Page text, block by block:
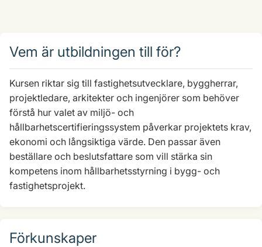
Vem är utbildningen till för?
Kursen riktar sig till fastighetsutvecklare, byggherrar,
projektledare, arkitekter och ingenjörer som behöver
förstå hur valet av miljö- och
hållbarhetscertifieringssystem påverkar projektets krav,
ekonomi och långsiktiga värde. Den passar även
beställare och beslutsfattare som vill stärka sin
kompetens inom hållbarhetsstyrning i bygg- och
fastighetsprojekt.
Förkunskaper